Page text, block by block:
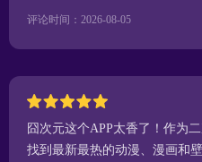
评论时间：2026-08-05
囧次元这个APP太香了！作为
找到最新最热的动漫、漫画和